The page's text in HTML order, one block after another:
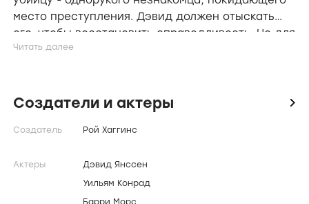
место преступления. Дэвид должен отыскать
его, чтобы восстановить справедливость. Но для
этого Кимблу приходиться рисковать, раскрывая
Создатели и актеры icon
Создатель Рой Хаггинс
Актеры
Дэвид Янссен
Уильям Конрад